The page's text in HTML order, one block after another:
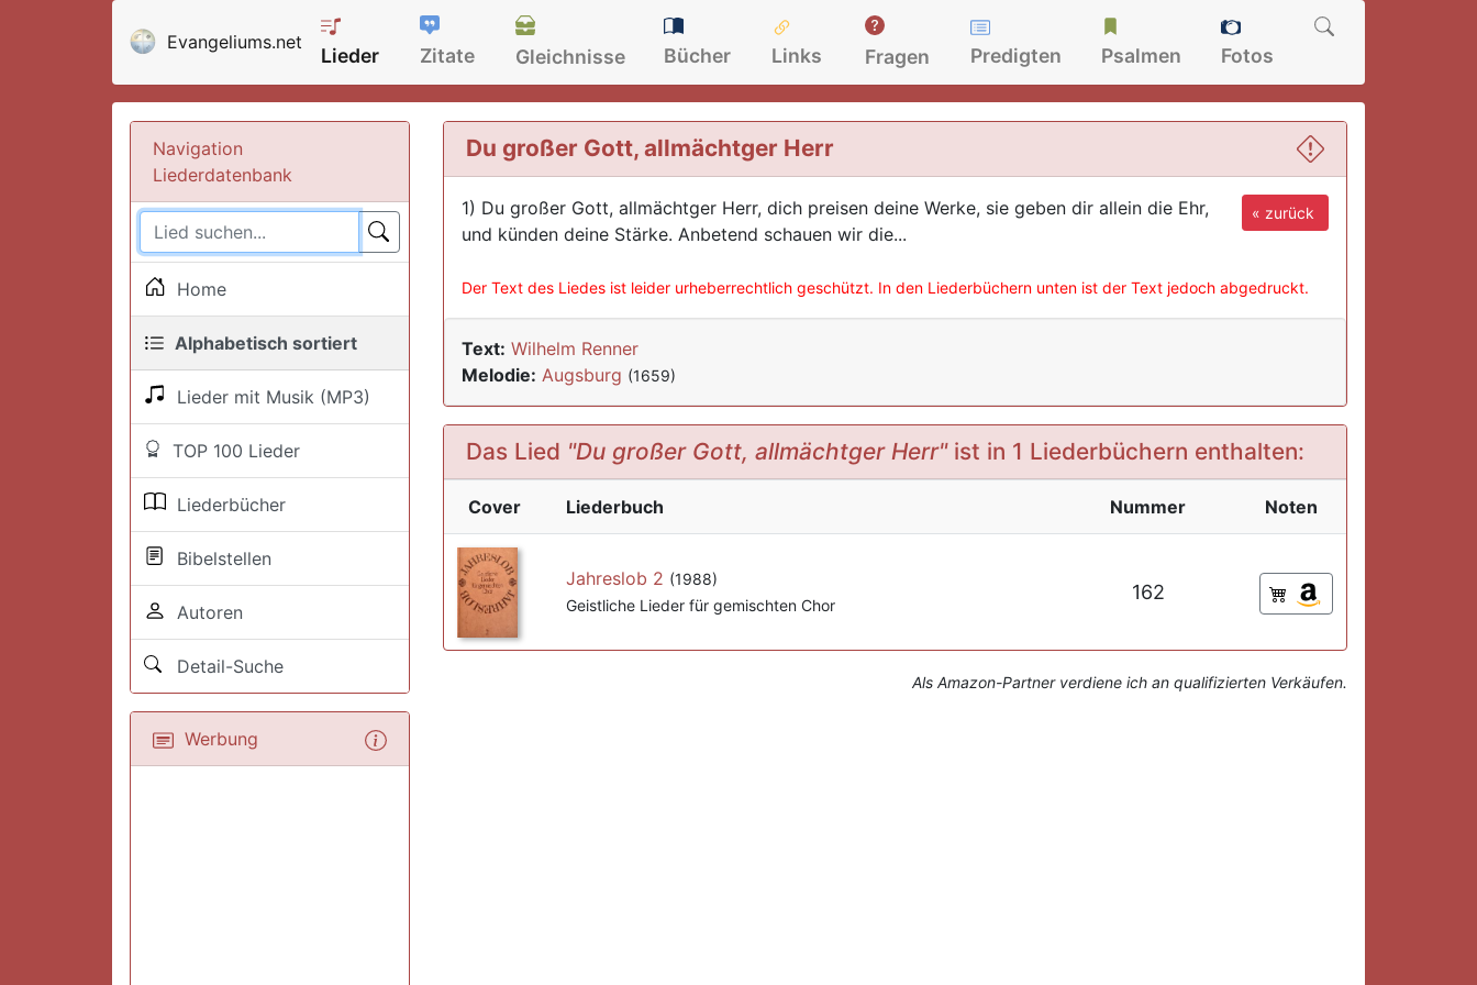
Evangeliums.net
Lieder Zitate Gleichnisse Bücher Links Fragen Predigten Psalmen Fotos
Navigation
Liederdatenbank
Home
Alphabetisch sortiert
Lieder mit Musik (MP3)
TOP 100 Lieder
Liederbücher
Bibelstellen
Autoren
Detail-Suche
Werbung
Du großer Gott, allmächtger Herr
« zurück
1) Du großer Gott, allmächtger Herr, dich preisen deine Werke, sie geben dir allein die Ehr,
und künden deine Stärke. Anbetend schauen wir die...
Der Text des Liedes ist leider urheberrechtlich geschützt. In den Liederbüchern unten ist der Text jedoch abgedruckt.
Text: Wilhelm Renner
Melodie: Augsburg (1659)
Das Lied "Du großer Gott, allmächtger Herr"ist in 1 Liederbüchern enthalten:
Cover Liederbuch Nummer Noten
Jahreslob 2 (1988)
Geistliche Lieder für gemischten Chor
162
Als Amazon-Partner verdiene ich an qualifizierten Verkäufen.